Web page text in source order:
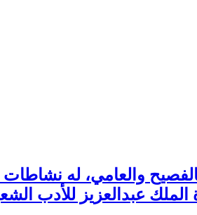
والعامي، له
عبدالعزيز للأدب الشعبي